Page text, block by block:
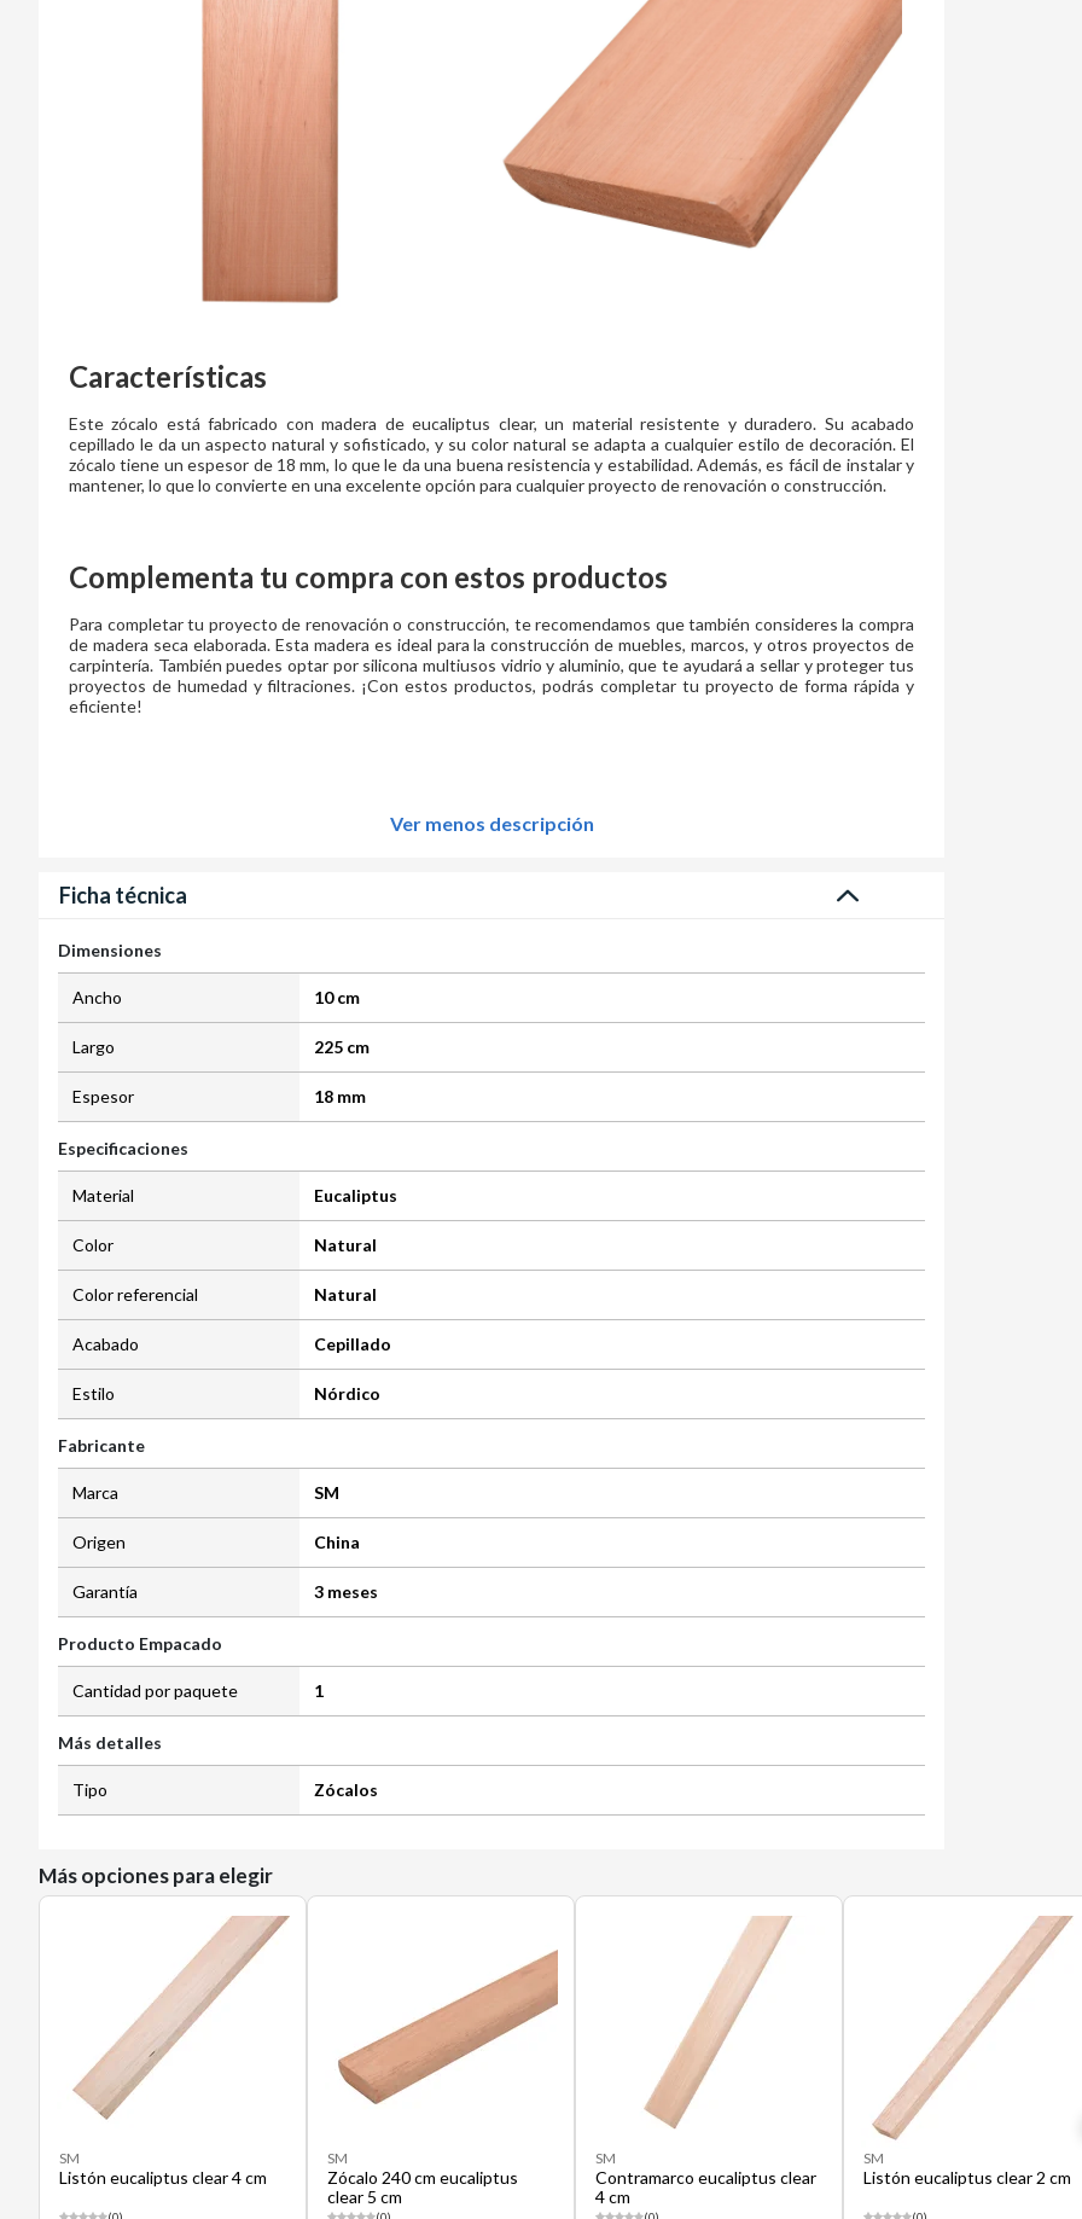
Características
Este zócalo está fabricado con madera de eucaliptus clear, un material resistente y duradero. Su acabado
cepillado le da un aspecto natural y sofisticado, y su color natural se adapta a cualquier estilo de decoración. El
zócalo tiene un espesor de 18 mm, lo que le da una buena resistencia y estabilidad. Además, es fácil de instalar y
mantener, lo que lo convierte en una excelente opción para cualquier proyecto de renovación o construcción.
Complementa tu compra con estos productos
Para completar tu proyecto de renovación o construcción, te recomendamos que también consideres la compra
de madera seca elaborada. Esta madera es ideal para la construcción de muebles, marcos, y otros proyectos de
carpintería. También puedes optar por silicona multiusos vidrio y aluminio, que te ayudará a sellar y proteger tus
proyectos de humedad y filtraciones. ¡Con estos productos, podrás completar tu proyecto de forma rápida y
eficiente!
Ver menos descripción
Ficha técnica
Dimensiones
Ancho 10 cm
Largo 225 cm
Espesor 18 mm
Especificaciones
Material Eucaliptus
Color Natural
Color referencial Natural
Acabado Cepillado
Estilo Nórdico
Fabricante
Marca SM
Origen China
Garantía 3 meses
Producto Empacado
Cantidad por paquete 1
Más detalles
Tipo Zócalos
Más opciones para elegir
SM
Listón eucaliptus clear 4 cm
SM
Zócalo 240 cm eucaliptus
clear 5 cm
SM
Contramarco eucaliptus clear
4 cm
SM
Listón eucaliptus clear 2 cm